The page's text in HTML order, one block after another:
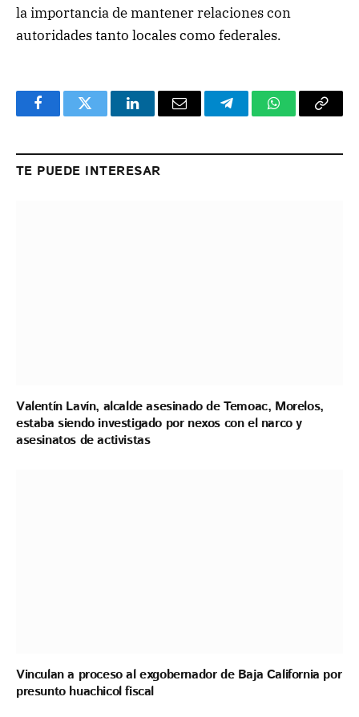
la importancia de mantener relaciones con
autoridades tanto locales como federales.
FacebookTwitter LinkedInEmail TelegramWhatsApp
Copy
TE PUEDE INTERESAR
Valentín Lavín, alcalde asesinado de Temoac, Morelos,
estaba siendo investigado por nexos con el narco y
asesinatos de activistas
Vinculan a proceso al exgobernador de Baja California por
presunto huachicol fiscal